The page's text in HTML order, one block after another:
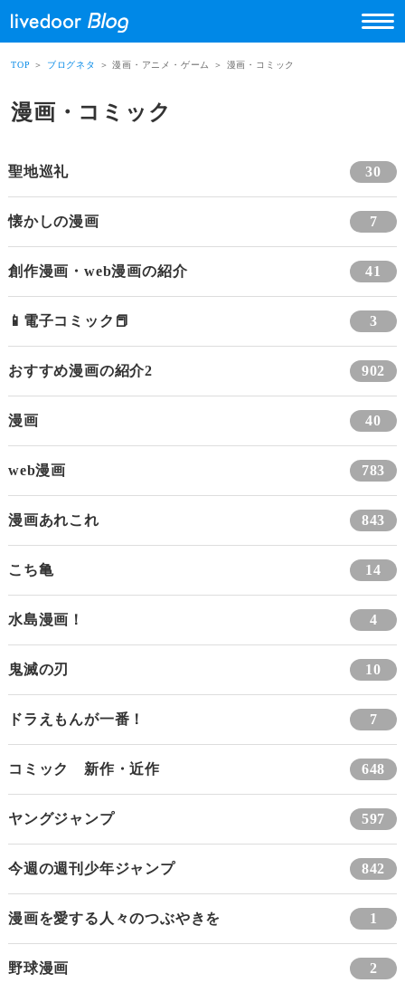
TOP ＞ ブログネタ ＞ 漫画・アニメ・ゲーム ＞ 漫画・コミック
漫画・コミック
聖地巡礼 30
懐かしの漫画 7
創作漫画・web漫画の紹介 41
📱電子コミック📕 3
おすすめ漫画の紹介2 902
漫画 40
web漫画 783
漫画あれこれ 843
こち亀 14
水島漫画！ 4
鬼滅の刃 10
ドラえもんが一番！ 7
コミック 新作・近作 648
ヤングジャンプ 597
今週の週刊少年ジャンプ 842
漫画を愛する人々のつぶやきを 1
野球漫画 2